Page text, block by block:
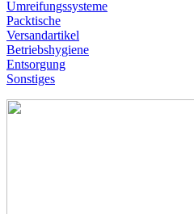
Umreifungssysteme
Packtische
Versandartikel
Betriebshygiene
Entsorgung
Sonstiges